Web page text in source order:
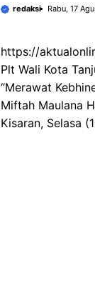
redaksi Rabu, 17
https://
Plt Wali Kota
“Merawat
Miftah Maulana
Kisaran, Selasa